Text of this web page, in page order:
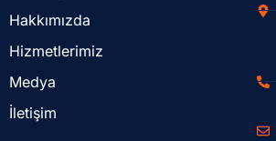
Hakkımızda
Hizmetlerimiz
Medya
İletişim